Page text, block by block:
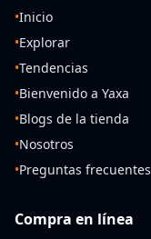
•Inicio
•Explorar
•Tendencias
•Bienvenido a Yaxa
•Blogs de la tienda
•Nosotros
•Preguntas frecuentes
Compra en línea